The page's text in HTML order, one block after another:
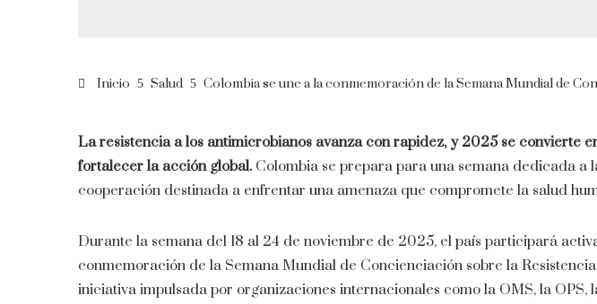
Inicio Salud Colombia se une a la conmemoración de la Semana Mundial de
La resistencia a los antimicrobianos avanza con rapidez, y 2025 se convierte
fortalecer la acción global.Colombia se prepara para una semana dedicada a
cooperación destinada a enfrentar una amenaza que compromete la salud
Durante la semana del 18 al 24 de noviembre de 2025, el país participará
conmemoración de la Semana Mundial de Concienciación sobre la
iniciativa impulsada por organizaciones internacionales como la OMS, la OPS,